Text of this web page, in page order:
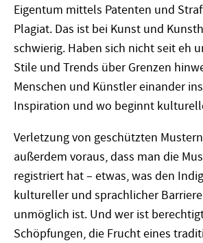
Eigentum mittels Patenten und
Plagiat. Das ist bei Kunst und
schwierig. Haben sich nicht seit eh
Stile und Trends über Grenzen
Menschen und Künstler einander
Inspiration und wo beginnt
Verletzung von geschützten
außerdem voraus, dass man die
registriert hat – etwas, was den
kultureller und sprachlicher
unmöglich ist. Und wer ist
Schöpfungen, die Frucht eines